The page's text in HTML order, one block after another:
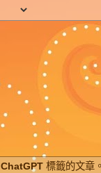
ChatGPT標籤的文章